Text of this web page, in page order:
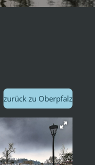
zurück zu Oberpfalz